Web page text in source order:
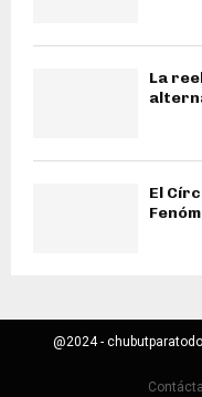
La
El
@2024 -